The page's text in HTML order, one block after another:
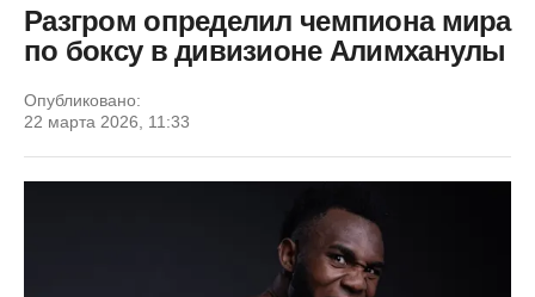
Разгром определил чемпиона мира
по боксу в дивизионе Алимханулы
Опубликовано:
22 марта 2026, 11:33